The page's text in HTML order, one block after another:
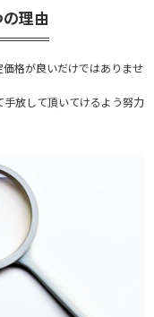
理由
格が良いだけではありませ
放して頂いてけるよう努力